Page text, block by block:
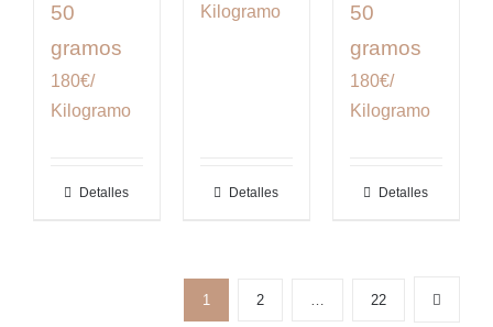
50
gramos
180€/
Kilogramo
Detalles
Kilogramo
Detalles
50
gramos
180€/
Kilogramo
Detalles
1 2 22